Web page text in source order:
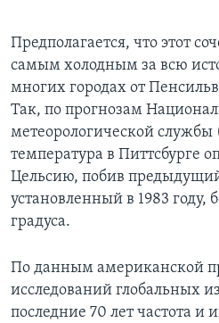
Предполагается, что этот
самым холодным за всю
многих городах от
Так, по прогнозам
метеорологической службы
температура в Питтсбурге
Цельсию, побив
установленный в 1983 году,
градуса.
По данным американской
исследований глобальных
последние 70 лет частота и